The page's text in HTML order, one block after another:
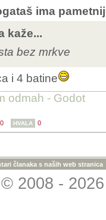
ima
kaže...
bez mrkve
i 4 batine
odmah - Godot
0 HVALA 0
članaka s naših web stranica
2008 -